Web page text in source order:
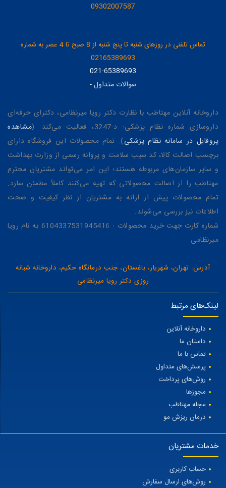
09302007587
تماس تلفنی در روزهای شنبه تا پنج شنبه از 8 صبح تا 4 عصر به شماره
02165389693
021-65389693
سوالات متداول-
داروخانه آنلاین مهتاطب با نظارت دکتر رویا میرنظامی، دکترای حرفه‌ای
داروسازی شماره نظام پزشکی: د-3247، فعالیت می‌کند. (
مشاهده
پروفایل در سامانه نظام پزشکی). تمام محصولات این فروشگاه دارای
برچسب اصالت کالا، کد سیب سلامت و پروانه رسمی از وزارت بهداشت
و سایر سازمان‌های مربوطه هستند؛ این امر می‌تواند مشتریان محترم
مهتاطب را از اصالت محصولاتی که تهیه می‌کنند کاملاً مطمئن سازد.
تمام محصولات پیش از ارائه به مشتریان از نظر کیفیت و صحت
اطلاعات نیز بررسی می‌شوند.
شماره کارت جهت خرید محصولات : 6104337531945416 به نام رویا
میرنظامی
آدرس: تهران، شهریار، باغستان، جنب درمانگاه حکیم، داروخانه شبانه
روزی دکتر رویا میرنظامی
لینک‌های مرتبط
داروخانه آنلاین
داستان ما
تماس با ما
پرسش‌های متداول
روش‌های پرداخت
مجوزها
مجله مهتاطب
درمان ریزش مو
خدمات مشتریان
حساب کاربری
روش‌های ارسال سفارش